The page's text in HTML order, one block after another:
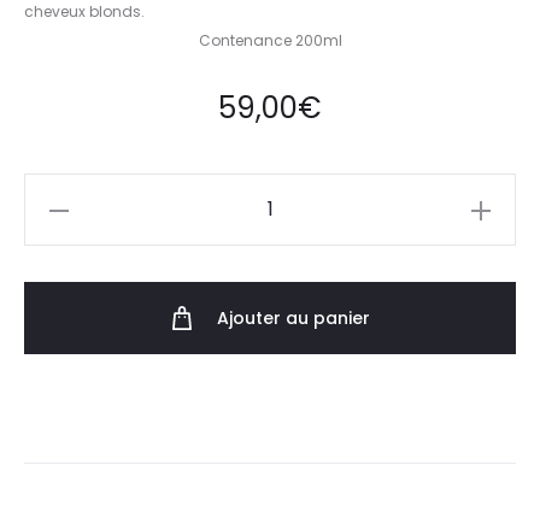
cheveux blonds.
Contenance 200ml
59,00€
Ajouter au panier